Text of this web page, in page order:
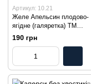
Артикул: 10.21
Желе Апельсин плодово-
ягідне (галяретка) ТМ
Олімпіум 1,0 кг
190 грн